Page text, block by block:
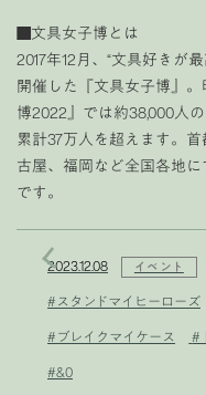
■文具女子博とは
2017年12月、“文具好きが
開催した『文具女子博』
博2022』では約38,000人
累計37万人を超えます。
古屋、福岡など全国各地
です。
2023.12.08 イベント
#スタンドマイヒーローズ
#ブレイクマイケース
#
#&0